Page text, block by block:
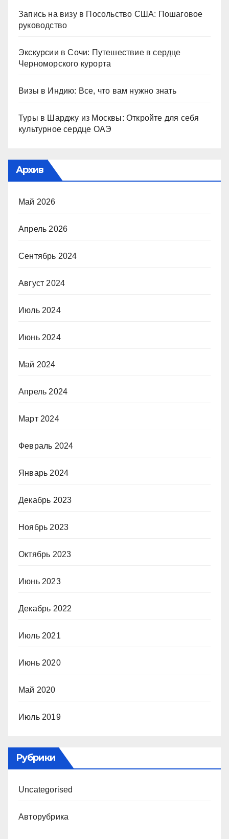
Запись на визу в Посольство США: Пошаговое
руководство
Экскурсии в Сочи: Путешествие в сердце
Черноморского курорта
Визы в Индию: Все, что вам нужно знать
Туры в Шарджу из Москвы: Откройте для себя
культурное сердце ОАЭ
Архив
Май 2026
Апрель 2026
Сентябрь 2024
Август 2024
Июль 2024
Июнь 2024
Май 2024
Апрель 2024
Март 2024
Февраль 2024
Январь 2024
Декабрь 2023
Ноябрь 2023
Октябрь 2023
Июнь 2023
Декабрь 2022
Июль 2021
Июнь 2020
Май 2020
Июль 2019
Рубрики
Uncategorised
Авторубрика